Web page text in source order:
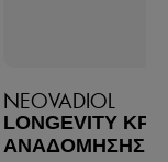
NEOVADIOL
LONGEVITY
ΑΝΑΔΌΜΗΣΗΣ